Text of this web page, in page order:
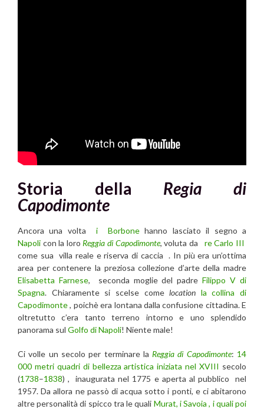
Storia della Regia di
Capodimonte
Ancora una volta i Borbonehanno lasciato il segno a
Napoli con la loro Reggia di Capodimonte, voluta da
re Carlo III
come sua villa reale e riserva di caccia . In più era un’ottima
area per contenere la preziosa collezione d’arte della madre
Elisabetta Farnese, seconda moglie del padreFilippo V di
Spagna. Chiaramente si scelse comelocation la collina di
Capodimonte, poichè era lontana dalla confusione cittadina. E
oltretutto c’era tanto terreno intorno e uno splendido
panorama sul Golfo di Napoli! Niente male!
Ci volle un secolo per terminare la Reggia di Capodimonte: 14
000 metri quadri di bellezza artistica iniziata nel XVIII secolo
(1738–1838) , inaugurata nel 1775 e aperta al pubblico nel
1957. Da allora ne passò di acqua sotto i ponti, e ci abitarono
altre personalità di spicco tra le quali Murat, i Savoia , i quali poi